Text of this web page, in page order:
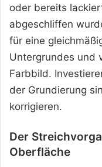
oder bereits
abgeschliffen
für eine
Untergrundes und
Farbbild.
der Grundierung
korrigieren.
Der
Oberfläche